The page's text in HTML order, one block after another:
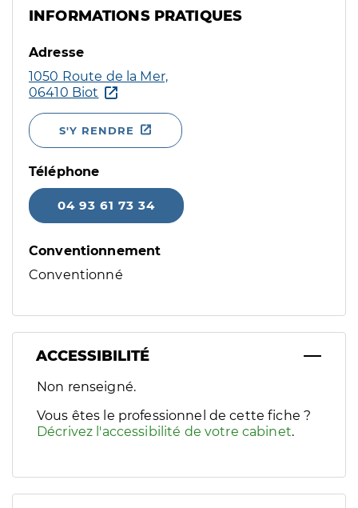
INFORMATIONS PRATIQUES
Adresse
1050 Route de la Mer,
06410 Biot
S'Y RENDRE
Téléphone
04 93 61 73 34
Conventionnement
Conventionné
ACCESSIBILITÉ
Filtres
Sélectionnez un ou plusieurs handicaps/besoins
Non renseigné.
Vous êtes le professionnel de cette fiche ?
Décrivez l'accessibilité de votre cabinet.